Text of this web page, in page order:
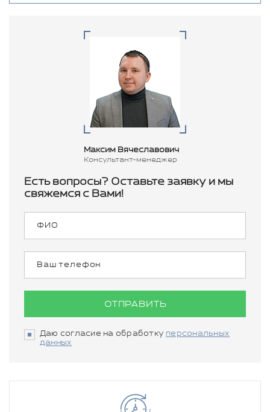
Максим Вячеславович
Консультант-менеджер
Есть вопросы? Оставьте заявку и мы
свяжемся с Вами!
ОТПРАВИТЬ
Даю согласие на обработку персональных
данных